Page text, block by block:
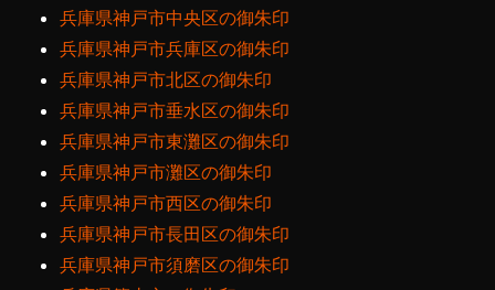
兵庫県神戸市中央区の御朱印
兵庫県神戸市兵庫区の御朱印
兵庫県神戸市北区の御朱印
兵庫県神戸市垂水区の御朱印
兵庫県神戸市東灘区の御朱印
兵庫県神戸市灘区の御朱印
兵庫県神戸市西区の御朱印
兵庫県神戸市長田区の御朱印
兵庫県神戸市須磨区の御朱印